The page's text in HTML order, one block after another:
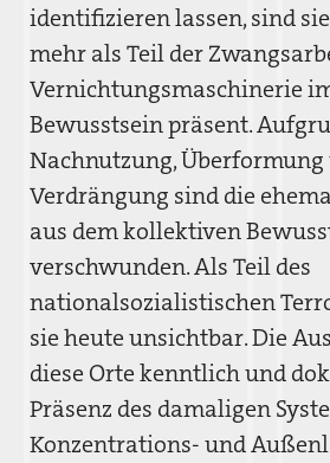
identifizieren lassen, sind
mehr als Teil der
Vernichtungsmaschinerie
Bewusstsein präsent.
Nachnutzung, Überformung
Verdrängung sind die
aus dem kollektiven
verschwunden. Als Teil des
nationalsozialistischen
sie heute unsichtbar. Die
diese Orte kenntlich und
Präsenz des damaligen
Konzentrations- und